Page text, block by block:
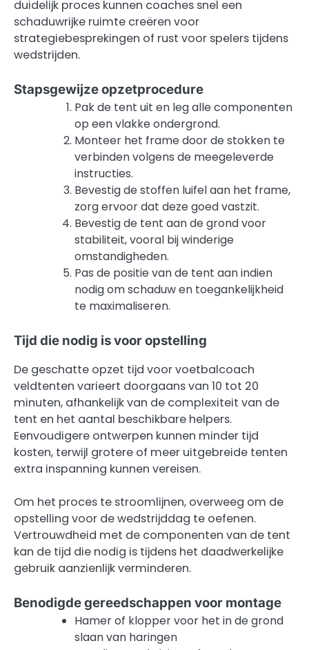
duidelijk proces kunnen coaches snel een
schaduwrijke ruimte creëren voor
strategiebesprekingen of rust voor spelers tijdens
wedstrijden.
Stapsgewijze opzetprocedure
Pak de tent uit en leg alle componenten
op een vlakke ondergrond.
Monteer het frame door de stokken te
verbinden volgens de meegeleverde
instructies.
Bevestig de stoffen luifel aan het frame,
zorg ervoor dat deze goed vastzit.
Bevestig de tent aan de grond voor
stabiliteit, vooral bij winderige
omstandigheden.
Pas de positie van de tent aan indien
nodig om schaduw en toegankelijkheid
te maximaliseren.
Tijd die nodig is voor opstelling
De geschatte opzet tijd voor voetbalcoach
veldtenten varieert doorgaans van 10 tot 20
minuten, afhankelijk van de complexiteit van de
tent en het aantal beschikbare helpers.
Eenvoudigere ontwerpen kunnen minder tijd
kosten, terwijl grotere of meer uitgebreide tenten
extra inspanning kunnen vereisen.
Om het proces te stroomlijnen, overweeg om de
opstelling voor de wedstrijddag te oefenen.
Vertrouwdheid met de componenten van de tent
kan de tijd die nodig is tijdens het daadwerkelijke
gebruik aanzienlijk verminderen.
Benodigde gereedschappen voor montage
Hamer of klopper voor het in de grond
slaan van haringen